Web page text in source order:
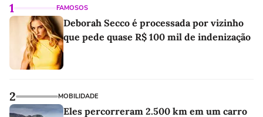
1 FAMOSOS
Deborah Secco é processada por vizinho
que pede quase R$ 100 mil de indenização
2 MOBILIDADE
Eles percorreram 2.500 km em um carro